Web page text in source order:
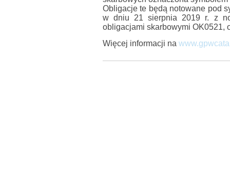
Obligacje te będą notowane pod
w dniu 21 sierpnia 2019 r. z
obligacjami skarbowymi OK0521,
Więcej informacji na